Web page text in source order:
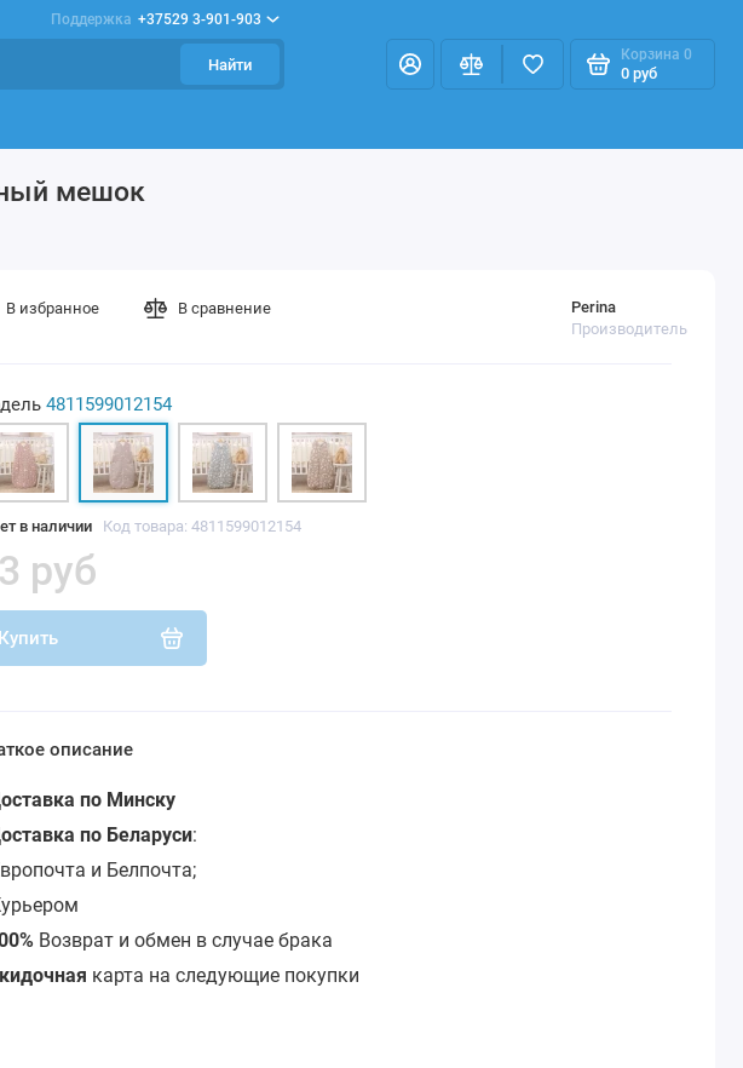
Поддержка +37529 3-901-903
Найти
Корзина 0
0 руб
мешок
в наличии Код товара: 4811599012154
Perina
Производитель
руб
Купить
В избранное В сравнение
4811599012154
описание
по Минску
по Беларуси:
и Белпочта;
Возврат и обмен в случае брака
карта на следующие покупки